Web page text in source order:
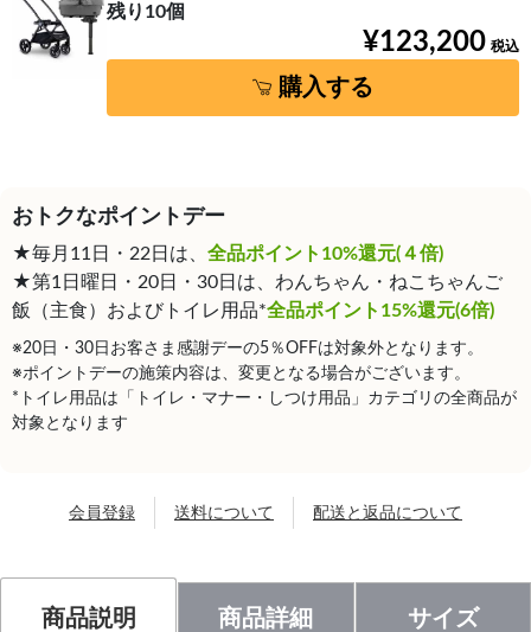
残り10個
¥123,200
購入する
おトクなポイントデー
★毎月11日・22日は、 全品ポイント10%還元(４倍)
★第1日曜日・20日・30日は、わんちゃん・ねこちゃんご
飯（主食）およびトイレ用品*全品ポイント15%還元(6倍)
※20日・30日お客さま感謝デーの5％OFFは対象外となります。
※ポイントデーの施策内容は、変更となる場合がございます。
*トイレ用品は「トイレ・マナー・しつけ用品」カテゴリの全商品が
対象となります
会員登録 送料について 配送と返品について
商品説明 商品詳細 サイズ